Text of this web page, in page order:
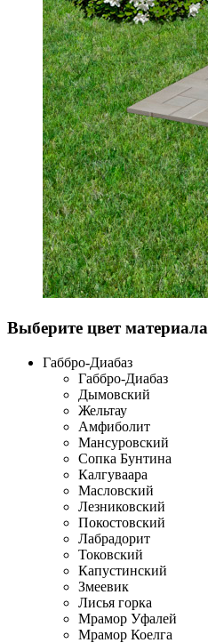
Выберите цвет материала
Габбро-Диабаз
Габбро-Диабаз
Дымовский
Жельтау
Амфиболит
Мансуровский
Сопка Бунтина
Калгуваара
Масловский
Лезниковский
Покостовский
Лабрадорит
Токовский
Капустинский
Змеевик
Лисья горка
Мрамор Уфалей
Мрамор Коелга